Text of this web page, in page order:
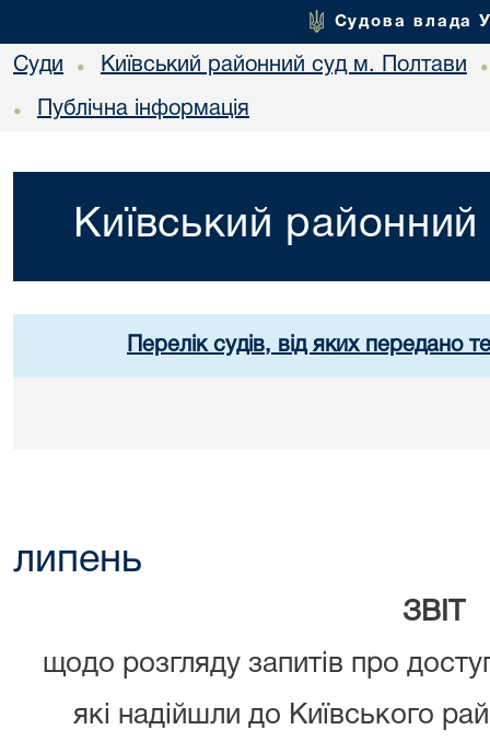
Судова влада
Суди • Київський районний суд м. Полтави •
• Публічна інформація
Київський
Перелік судів, від яких передано
липень
ЗВІТ
щодо розгляду запитів про
які надійшли до Київського